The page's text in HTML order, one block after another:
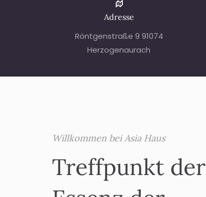
Adresse
Röntgenstraße 9 91074
Herzogenaurach
Willkommen bei Asia Haus
Treffpunkt der